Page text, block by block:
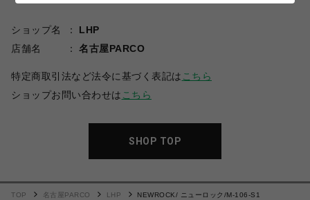
ショップ名
LHP
店舗名
名古屋PARCO
特定商取引法など法令に基づく表記は こちら
ショップお問い合わせは こちら
SHOP TOP
TOP 名古屋PARCO LHP NEWROCK/ ニューロック/M-106-S1